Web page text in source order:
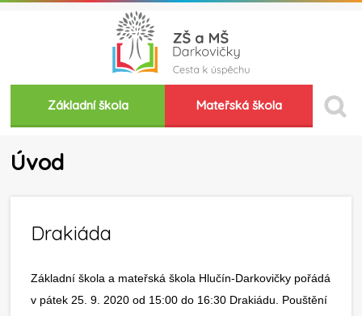
Základní škola Mateřská škola
Úvod
Drakiáda
Základní škola a mateřská škola Hlučín-Darkovičky pořádá
v pátek 25. 9. 2020 od 15:00 do 16:30 Drakiádu. Pouštění